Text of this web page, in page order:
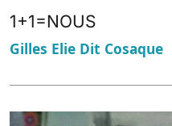
1+1=NOUS
Gilles Elie Dit Cosaque